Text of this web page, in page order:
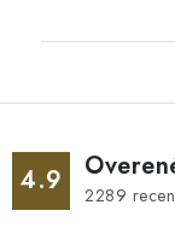
4.9 2289